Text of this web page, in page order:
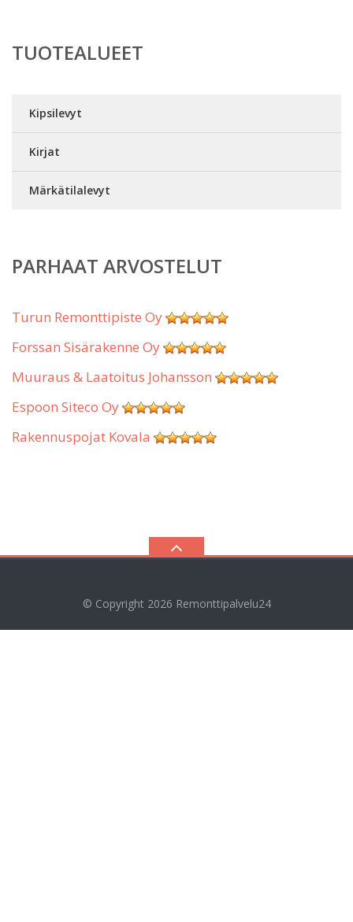
TUOTEALUEET
Kipsilevyt
Kirjat
Märkätilalevyt
PARHAAT ARVOSTELUT
Turun Remonttipiste Oy
Forssan Sisärakenne Oy
Muuraus & Laatoitus Johansson
Espoon Siteco Oy
Rakennuspojat Kovala
© Copyright 2026 Remonttipalvelu24